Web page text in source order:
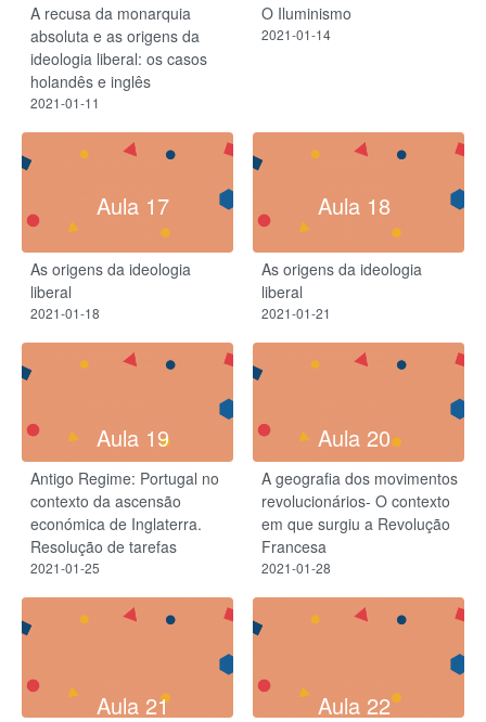
A recusa da monarquia
absoluta e as origens da
ideologia liberal: os casos
holandês e inglês
2021-01-11
O Iluminismo
2021-01-14
Aula 17
As origens da ideologia
liberal
2021-01-18
Aula 18
As origens da ideologia
liberal
2021-01-21
Aula 19
Antigo Regime: Portugal no
contexto da ascensão
económica de Inglaterra.
Resolução de tarefas
2021-01-25
Aula 20
A geografia dos movimentos
revolucionários- O contexto
em que surgiu a Revolução
Francesa
2021-01-28
Aula 21 Aula 22